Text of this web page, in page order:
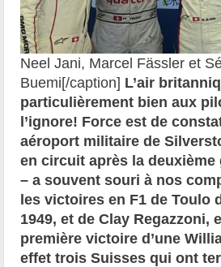
Neel Jani, Marcel Fässler et
Buemi[/caption] L’air
particulièrement bien aux
l’ignore! Force est de
aéroport militaire de
en circuit après la deuxième
– a souvent souri à nos
les victoires en F1 de Toulo
1949, et de Clay Regazzoni,
première victoire d’une
effet trois Suisses qui ont